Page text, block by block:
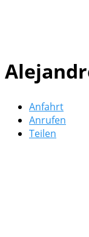
Anfahrt
Anrufen
Teilen